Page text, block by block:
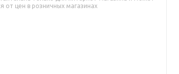
от цен в розничных магазинах